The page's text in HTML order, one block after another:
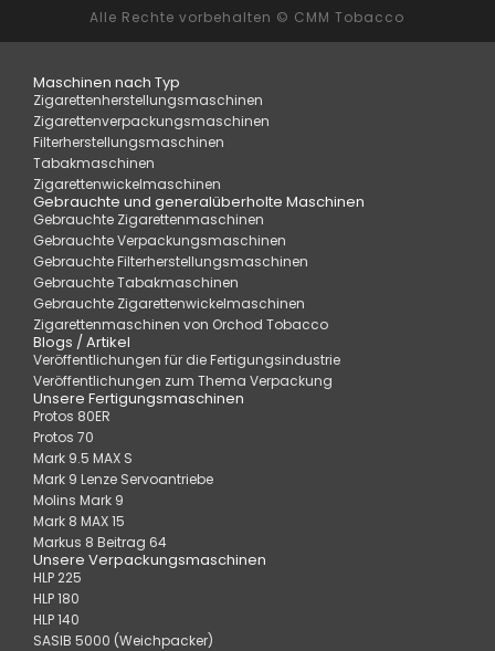
Alle Rechte vorbehalten © CMM Tobacco
Maschinen nach Typ
Zigarettenherstellungsmaschinen
Zigarettenverpackungsmaschinen
Filterherstellungsmaschinen
Tabakmaschinen
Zigarettenwickelmaschinen
Gebrauchte und generalüberholte Maschinen
Gebrauchte Zigarettenmaschinen
Gebrauchte Verpackungsmaschinen
Gebrauchte Filterherstellungsmaschinen
Gebrauchte Tabakmaschinen
Gebrauchte Zigarettenwickelmaschinen
Zigarettenmaschinen von Orchod Tobacco
Blogs / Artikel
Veröffentlichungen für die Fertigungsindustrie
Veröffentlichungen zum Thema Verpackung
Unsere Fertigungsmaschinen
Protos 80ER
Protos 70
Mark 9.5 MAX S
Mark 9 Lenze Servoantriebe
Molins Mark 9
Mark 8 MAX 15
Markus 8 Beitrag 64
Unsere Verpackungsmaschinen
HLP 225
HLP 180
HLP 140
SASIB 5000 (Weichpacker)